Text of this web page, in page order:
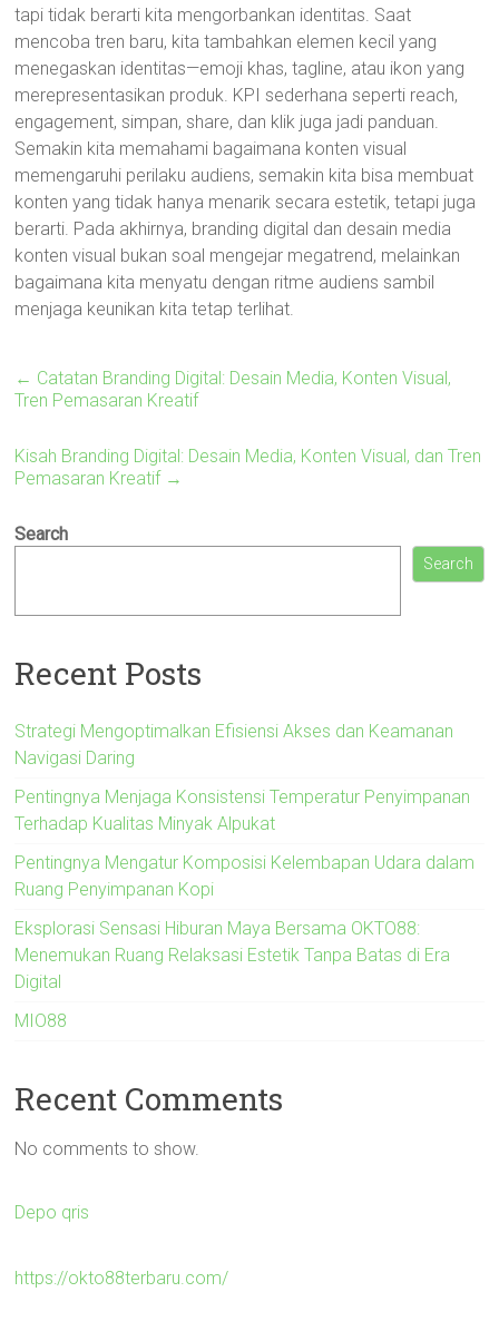
tapi tidak berarti kita mengorbankan identitas. Saat
mencoba tren baru, kita tambahkan elemen kecil yang
menegaskan identitas—emoji khas, tagline, atau ikon yang
merepresentasikan produk. KPI sederhana seperti reach,
engagement, simpan, share, dan klik juga jadi panduan.
Semakin kita memahami bagaimana konten visual
memengaruhi perilaku audiens, semakin kita bisa membuat
konten yang tidak hanya menarik secara estetik, tetapi juga
berarti. Pada akhirnya, branding digital dan desain media
konten visual bukan soal mengejar megatrend, melainkan
bagaimana kita menyatu dengan ritme audiens sambil
menjaga keunikan kita tetap terlihat.
← Catatan Branding Digital: Desain Media, Konten Visual,
Tren Pemasaran Kreatif
Kisah Branding Digital: Desain Media, Konten Visual, dan Tren
Pemasaran Kreatif →
Search
Search
Recent Posts
Strategi Mengoptimalkan Efisiensi Akses dan Keamanan
Navigasi Daring
Pentingnya Menjaga Konsistensi Temperatur Penyimpanan
Terhadap Kualitas Minyak Alpukat
Pentingnya Mengatur Komposisi Kelembapan Udara dalam
Ruang Penyimpanan Kopi
Eksplorasi Sensasi Hiburan Maya Bersama OKTO88:
Menemukan Ruang Relaksasi Estetik Tanpa Batas di Era
Digital
MIO88
Recent Comments
No comments to show.
Depo qris
https://okto88terbaru.com/